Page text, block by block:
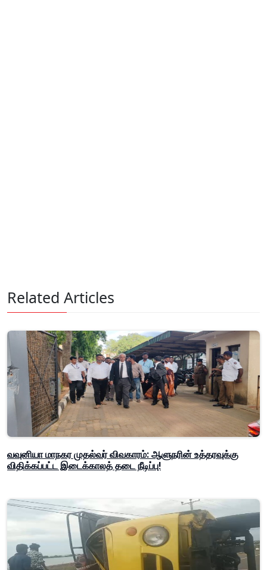
Related Articles
வவுனியா மாநகர முதல்வர் விவகாரம்: ஆளுநரின் உத்தரவுக்கு
விதிக்கப்பட்ட இடைக்காலத் தடை நீடிப்பு!